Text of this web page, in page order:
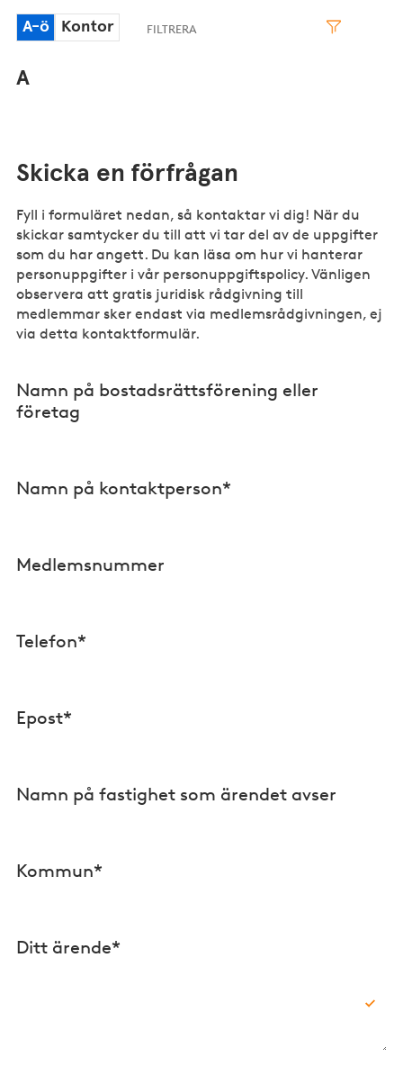
A-ö Kontor
A
Skicka en förfrågan
Fyll i formuläret nedan, så kontaktar vi dig! När du
skickar samtycker du till att vi tar del av de uppgifter
som du har angett. Du kan läsa om hur vi hanterar
personuppgifter i vår personuppgiftspolicy. Vänligen
observera att gratis juridisk rådgivning till
medlemmar sker endast via medlemsrådgivningen, ej
via detta kontaktformulär.
Namn på bostadsrättsförening eller
företag
Namn på kontaktperson*
Medlemsnummer
Telefon*
Epost*
Namn på fastighet som ärendet avser
Kommun*
Ditt ärende*